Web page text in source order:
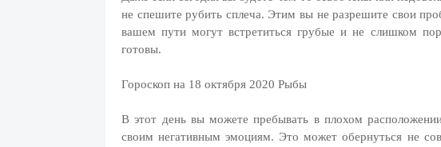
не спешите рубить сплеча. Этим вы не разрешите свои
вашем пути могут встретиться грубые и не слишком
готовы.
Гороскоп на 18 октября 2020 Рыбы
В этот день вы можете пребывать в плохом
своим негативным эмоциям. Это может обернуться не